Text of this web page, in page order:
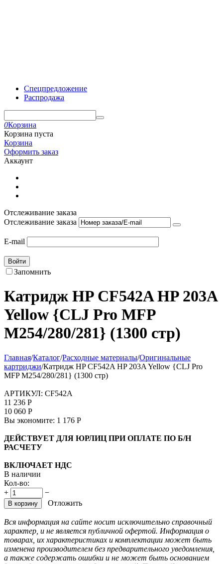
Спецпредложение
Распродажа
0Корзина
Корзина пуста
Корзина
Оформить заказ
Аккаунт
Отслеживание заказа
Отслеживание заказа
E-mail
Войти
Запомнить
Катридж HP CF542A HP 203A
Yellow {CLJ Pro MFP
M254/280/281} (1300 стр)
Главная/Каталог/Расходные материалы/Оригинальные
картриджи/Катридж HP CF542A HP 203A Yellow {CLJ Pro
MFP M254/280/281} (1300 стр)
АРТИКУЛ: CF542A
11 236 Р
10 060 Р
Вы экономите: 1 176 Р
ДЕЙСТВУЕТ ДЛЯ ЮРЛИЦ ПРИ ОПЛАТЕ ПО Б/Н
РАСЧЕТУ
ВКЛЮЧАЕТ НДС
В наличии
Кол-во:
+
−
В корзину Отложить
Вся информация на сайте носит исключительно справочный
характер, и не является публичной офертой. Информация о
товарах, их характеристиках и комплектации может быть
изменена производителем без предварительного уведомления,
а также содержать ошибки и не может быть основанием